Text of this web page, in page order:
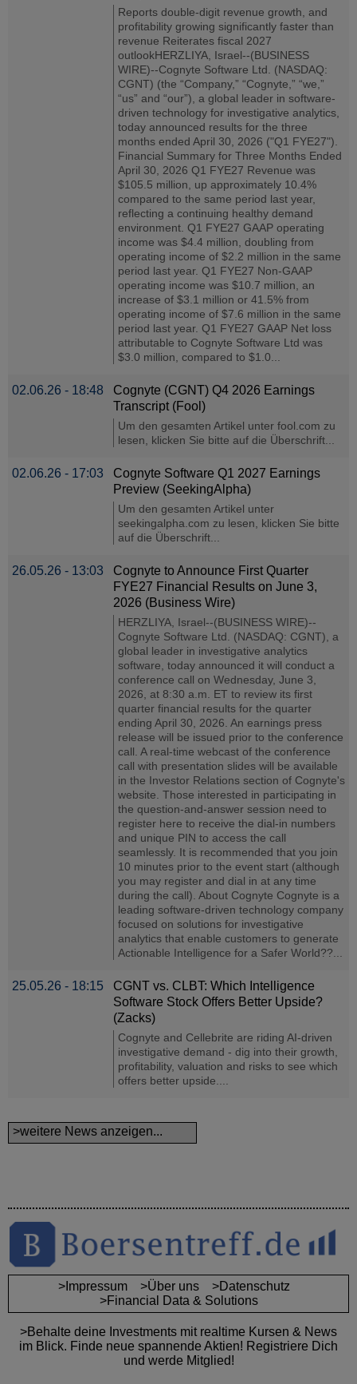
Reports double-digit revenue growth, and
profitability growing significantly faster than
revenue Reiterates fiscal 2027
outlookHERZLIYA, Israel--(BUSINESS
WIRE)--Cognyte Software Ltd. (NASDAQ:
CGNT) (the “Company,” “Cognyte,” “we,”
“us” and “our”), a global leader in software-
driven technology for investigative analytics,
today announced results for the three
months ended April 30, 2026 ("Q1 FYE27").
Financial Summary for Three Months Ended
April 30, 2026 Q1 FYE27 Revenue was
$105.5 million, up approximately 10.4%
compared to the same period last year,
reflecting a continuing healthy demand
environment. Q1 FYE27 GAAP operating
income was $4.4 million, doubling from
operating income of $2.2 million in the same
period last year. Q1 FYE27 Non-GAAP
operating income was $10.7 million, an
increase of $3.1 million or 41.5% from
operating income of $7.6 million in the same
period last year. Q1 FYE27 GAAP Net loss
attributable to Cognyte Software Ltd was
$3.0 million, compared to $1.0...
02.06.26 - 18:48
Cognyte (CGNT) Q4 2026 Earnings
Transcript (Fool)
Um den gesamten Artikel unter fool.com zu
lesen, klicken Sie bitte auf die Überschrift...
02.06.26 - 17:03
Cognyte Software Q1 2027 Earnings
Preview (SeekingAlpha)
Um den gesamten Artikel unter
seekingalpha.com zu lesen, klicken Sie bitte
auf die Überschrift...
26.05.26 - 13:03
Cognyte to Announce First Quarter
FYE27 Financial Results on June 3,
2026 (Business Wire)
HERZLIYA, Israel--(BUSINESS WIRE)--
Cognyte Software Ltd. (NASDAQ: CGNT), a
global leader in investigative analytics
software, today announced it will conduct a
conference call on Wednesday, June 3,
2026, at 8:30 a.m. ET to review its first
quarter financial results for the quarter
ending April 30, 2026. An earnings press
release will be issued prior to the conference
call. A real-time webcast of the conference
call with presentation slides will be available
in the Investor Relations section of Cognyte's
website. Those interested in participating in
the question-and-answer session need to
register here to receive the dial-in numbers
and unique PIN to access the call
seamlessly. It is recommended that you join
10 minutes prior to the event start (although
you may register and dial in at any time
during the call). About Cognyte Cognyte is a
leading software-driven technology company
focused on solutions for investigative
analytics that enable customers to generate
Actionable Intelligence for a Safer World??...
25.05.26 - 18:15
CGNT vs. CLBT: Which Intelligence
Software Stock Offers Better Upside?
(Zacks)
Cognyte and Cellebrite are riding AI-driven
investigative demand - dig into their growth,
profitability, valuation and risks to see which
offers better upside....
>weitere News anzeigen...
>Impressum >Über uns
>Datenschutz
>Financial Data & Solutions
>Behalte deine Investments mit realtime Kursen & News
im Blick. Finde neue spannende Aktien! Registriere Dich
und werde Mitglied!